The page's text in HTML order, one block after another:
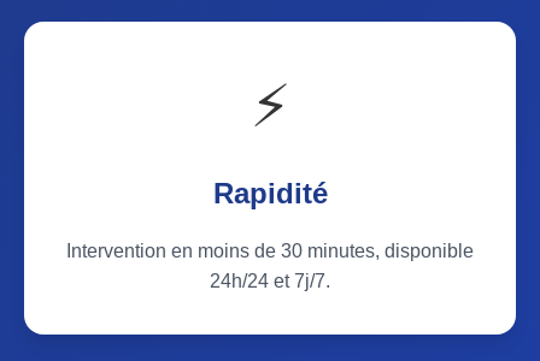
⚡
Rapidité
Intervention en moins de 30 minutes, disponible
24h/24 et 7j/7.